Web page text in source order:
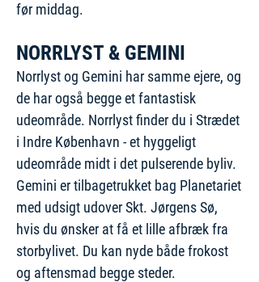
før middag.
NORRLYST & GEMINI
Norrlyst og Gemini har samme ejere, og
de har også begge et fantastisk
udeområde. Norrlyst finder du i Strædet
i Indre København - et hyggeligt
udeområde midt i det pulserende byliv.
Gemini er tilbagetrukket bag Planetariet
med udsigt udover Skt. Jørgens Sø,
hvis du ønsker at få et lille afbræk fra
storbylivet. Du kan nyde både frokost
og aftensmad begge steder.